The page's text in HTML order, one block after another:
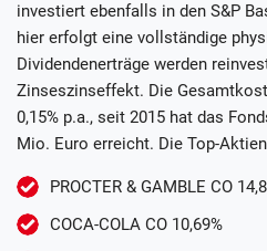
investiert ebenfalls in den S&P
hier erfolgt eine vollständige
Dividendenerträge werden
Zinseszinseffekt. Die
0,15% p.a., seit 2015 hat das
Mio. Euro erreicht. Die Top-
PROCTER & GAMBLE CO
COCA-COLA CO 10,69%